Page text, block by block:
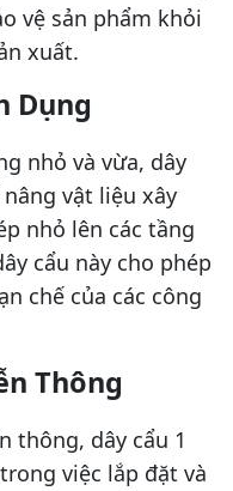
vệ sản phẩm khỏi
xuất.
Dụng
nhỏ và vừa, dây
vật liệu xây
nhỏ lên các tầng
cẩu này cho phép
chế của các công
Thông
thông, dây cẩu 1
việc lắp đặt và